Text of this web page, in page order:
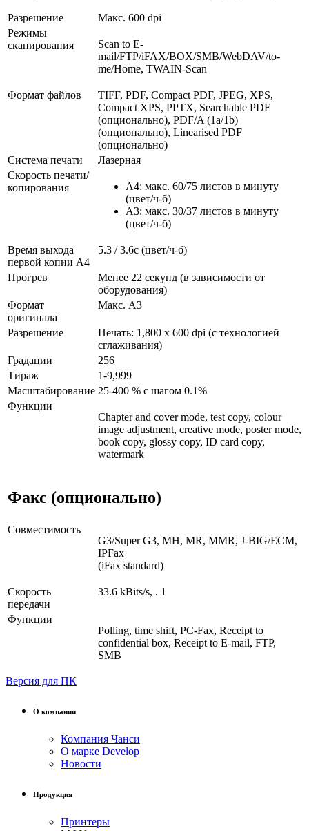
Разрешение
Макс. 600 dpi
Режимы
сканирования
Scan to E-
mail/FTP/iFAX/BOX/SMB/WebDAV/to-
me/Home, TWAIN-Scan
Формат файлов
TIFF, PDF, Compact PDF, JPEG, XPS,
Compact XPS, PPTX, Searchable PDF
(опционально), PDF/A (1a/1b)
(опционально), Linearised PDF
(опционально)
Система печати
Лазерная
Скорость печати/
копирования
A4: макс. 60/75 листов в минуту
(цвет/ч-б)
A3: макс. 30/37 листов в минуту
(цвет/ч-б)
Время выхода
первой копии А4
5.3 / 3.6с (цвет/ч-б)
Прогрев
Менее 22 секунд (в зависимости от
оборудования)
Формат
оригинала
Макс. A3
Разрешение
Печать: 1,800 x 600 dpi (с технологией
сглаживания)
Градации
256
Тираж
1-9,999
Масштабирование 25-400 % с шагом 0.1%
Функции
Chapter and cover mode, test copy, colour
image adjustment, creative mode, poster mode,
book copy, glossy copy, ID card copy,
watermark
Факс (опционально)
Совместимость
G3/Super G3, MH, MR, MMR, J-BIG/ECM,
IPFax
(iFax standard)
Скорость
передачи
33.6 kBits/s, . 1
Функции
Polling, time shift, PC-Fax, Receipt to
confidential box, Receipt to E-mail, FTP,
SMB
Версия для ПК
О компании
Компания Чанси
О марке Develop
Новости
Продукция
Принтеры